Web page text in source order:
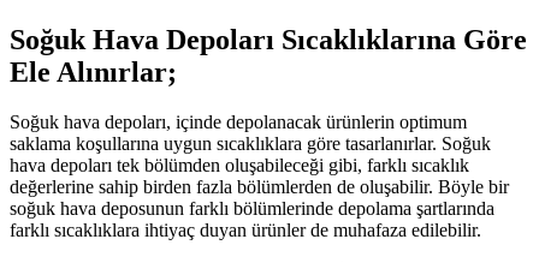
Soğuk Hava Depoları Sıcaklıklarına Göre
Ele Alınırlar;
Soğuk hava depoları, içinde depolanacak ürünlerin optimum
saklama koşullarına uygun sıcaklıklara göre tasarlanırlar. Soğuk
hava depoları tek bölümden oluşabileceği gibi, farklı sıcaklık
değerlerine sahip birden fazla bölümlerden de oluşabilir. Böyle bir
soğuk hava deposunun farklı bölümlerinde depolama şartlarında
farklı sıcaklıklara ihtiyaç duyan ürünler de muhafaza edilebilir.